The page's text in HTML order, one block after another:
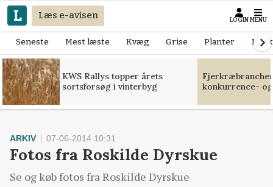
Læs e-avisen LOGIN MENU
Seneste Mest læste Kvæg Grise Planter
KWS Rallys topper årets
sortsforsøg i vinterbyg
konkurrence-
ARKIV 07-06-2014 10:31
Fotos fra Roskilde Dyrskue
Se og køb fotos fra Roskilde Dyrskue